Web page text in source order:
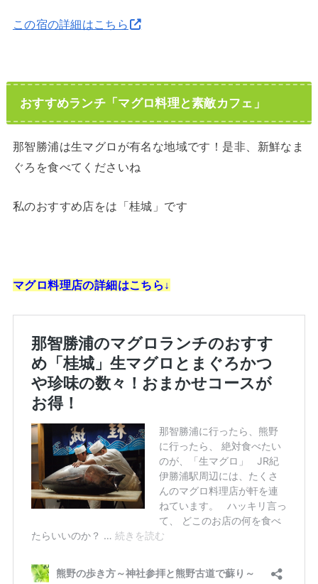
この宿の詳細はこちら
おすすめランチ「マグロ料理と素敵カフェ」
那智勝浦は生マグロが有名な地域です！是非、新鮮なま
ぐろを食べてくださいね
私のおすすめ店をは「桂城」です
マグロ料理店の詳細はこちら↓